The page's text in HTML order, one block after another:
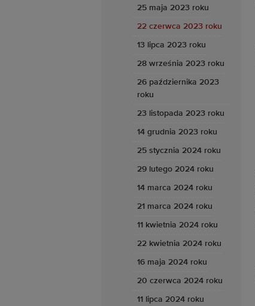
25 maja 2023 roku
22 czerwca 2023 roku
13 lipca 2023 roku
28 września 2023 roku
26 października 2023
roku
23 listopada 2023 roku
14 grudnia 2023 roku
25 stycznia 2024 roku
29 lutego 2024 roku
14 marca 2024 roku
21 marca 2024 roku
11 kwietnia 2024 roku
22 kwietnia 2024 roku
16 maja 2024 roku
20 czerwca 2024 roku
11 lipca 2024 roku